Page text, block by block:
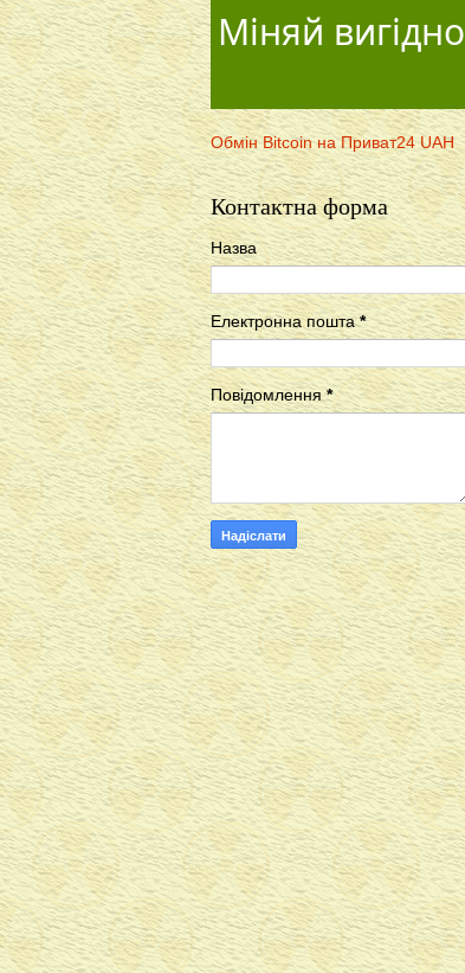
Міняй вигідно
Обмін Bitcoin на Приват24 UAH
Контактна форма
Назва
Електронна пошта*
Повідомлення*